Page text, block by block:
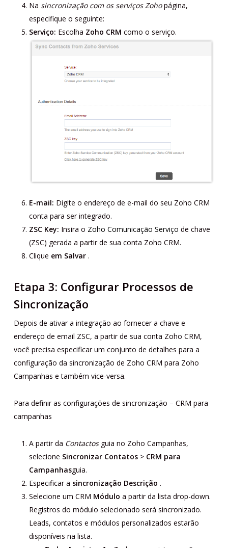
Na sincronização com os serviços Zohopágina,
especifique o seguinte:
Serviço: Escolha Zoho CRM como o serviço.
E-mail: Digite o endereço de e-mail do seu Zoho CRM
conta para ser integrado.
ZSC Key: Insira o Zoho Comunicação Serviço de chave
(ZSC) gerada a partir de sua conta Zoho CRM.
Clique em Salvar.
Etapa 3: Configurar Processos de
Sincronização
Depois de ativar a integração ao fornecer a chave e
endereço de email ZSC, a partir de sua conta Zoho CRM,
você precisa especificar um conjunto de detalhes para a
configuração da sincronização de Zoho CRM para Zoho
Campanhas e também vice-versa.
Para definir as configurações de sincronização – CRM para
campanhas
A partir da Contactosguia no Zoho Campanhas,
selecione Sincronizar Contatos> CRM para
Campanhasguia.
Especificar a sincronização Descrição .
Selecione um CRM Módulo a partir da lista drop-down.
Registros do módulo selecionado será sincronizado.
Leads, contatos e módulos personalizados estarão
disponíveis na lista.